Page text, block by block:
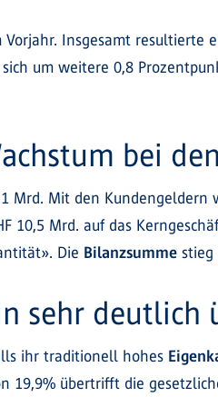
Insgesamt resultierte
um weitere 0,8
bei
Mrd. Mit den Kundengeldern
10,5 Mrd. auf das
Die Bilanzsumme stieg
sehr deutlich
ihr traditionell hohes
19,9% übertrifft die